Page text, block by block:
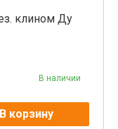
клином Ду
В наличии
В корзину